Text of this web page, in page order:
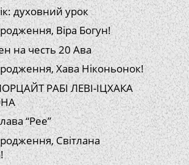
духовний урок
Віра Богун!
на честь 20 Ава
Хава Ніконьонок!
РАБІ ЛЕВІ-ІЦХАКА
“Рее”
Світлана